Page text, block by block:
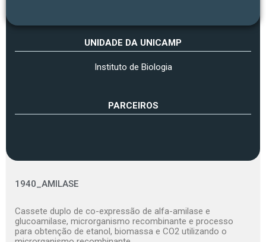
UNIDADE DA UNICAMP
Instituto de Biologia
PARCEIROS
1940_AMILASE
Cassete duplo de co-expressão de alfa-amilase e
glucoamilase, microrganismo recombinante e processo
para obtenção de etanol, biomassa e CO2 utilizando o